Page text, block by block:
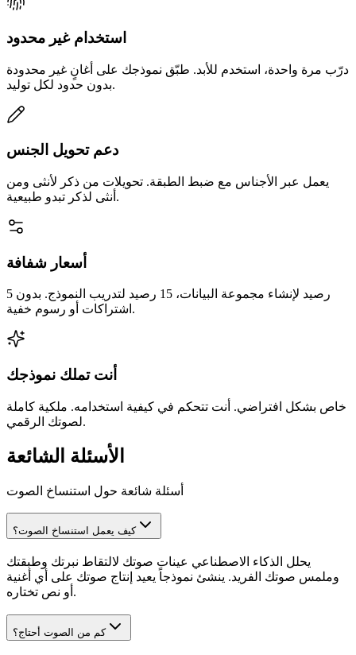
استخدام غير محدود
درّب مرة واحدة، استخدم للأبد. طبّق نموذجك على أغانٍ غير محدودة
بدون حدود لكل توليد.
دعم تحويل الجنس
يعمل عبر الأجناس مع ضبط الطبقة. تحويلات من ذكر لأنثى ومن
أنثى لذكر تبدو طبيعية.
أسعار شفافة
5 رصيد لإنشاء مجموعة البيانات، 15 رصيد لتدريب النموذج. بدون
اشتراكات أو رسوم خفية.
أنت تملك نموذجك
خاص بشكل افتراضي. أنت تتحكم في كيفية استخدامه. ملكية كاملة
لصوتك الرقمي.
الأسئلة الشائعة
أسئلة شائعة حول استنساخ الصوت
كيف يعمل استنساخ الصوت؟
يحلل الذكاء الاصطناعي عينات صوتك لالتقاط نبرتك وطبقتك
وملمس صوتك الفريد. ينشئ نموذجاً يعيد إنتاج صوتك على أي أغنية
أو نص تختاره.
كم من الصوت أحتاج؟